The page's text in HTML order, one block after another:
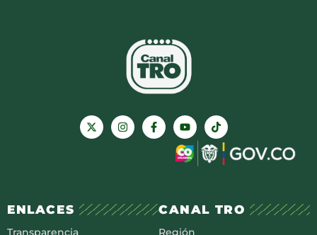
ENLACES
Transparencia
CANAL TRO
Región